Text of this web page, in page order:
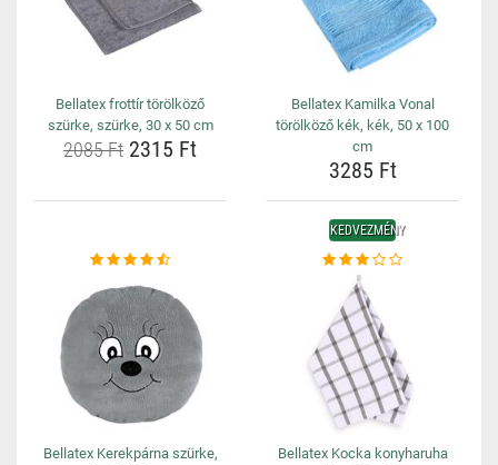
Bellatex frottír törölköző
szürke, szürke, 30 x 50 cm
2085 Ft 2315 Ft
Bellatex Kamilka Vonal
törölköző kék, kék, 50 x 100
cm
3285 Ft
Bellatex Kerekpárna szürke,
KEDVEZMÉNY
Bellatex Kocka konyharuha